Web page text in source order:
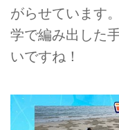
がらせています
学で編み出した
いですね！